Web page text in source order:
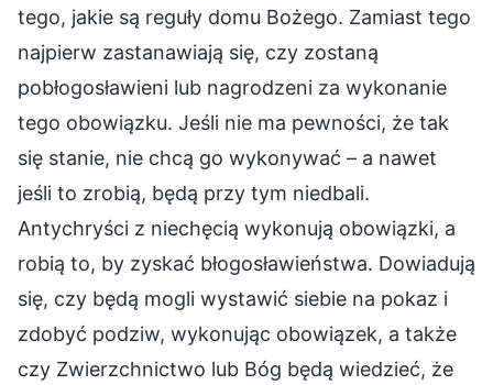
tego, jakie są reguły domu Bożego. Zamiast tego
najpierw zastanawiają się, czy zostaną
pobłogosławieni lub nagrodzeni za wykonanie
tego obowiązku. Jeśli nie ma pewności, że tak
się stanie, nie chcą go wykonywać – a nawet
jeśli to zrobią, będą przy tym niedbali.
Antychryści z niechęcią wykonują obowiązki, a
robią to, by zyskać błogosławieństwa. Dowiadują
się, czy będą mogli wystawić siebie na pokaz i
zdobyć podziw, wykonując obowiązek, a także
czy Zwierzchnictwo lub Bóg będą wiedzieć, że